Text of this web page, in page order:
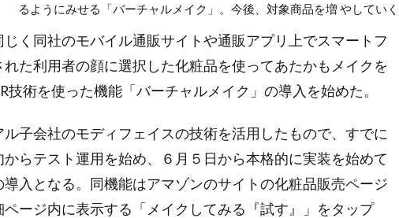
るようにみせる「バーチャルメイク」。今後、対象商品を増 やしていく
じく同社のモバイル通販サイトや通販アプリ上でスマートフ
た利用者の顔に選択した化粧品を使ってあたかもメイクを
技術を使った機能「バーチャルメイク」の導入を始めた。
子会社のモディフェイスの技術を活用したもので、すでに
らテスト運用を始め、６月５日から本格的に実装を始めて
入となる。同機能はアマゾンのサイトの化粧品販売ページ
ページ内に表示する「メイクしてみる『試す』」をタップ